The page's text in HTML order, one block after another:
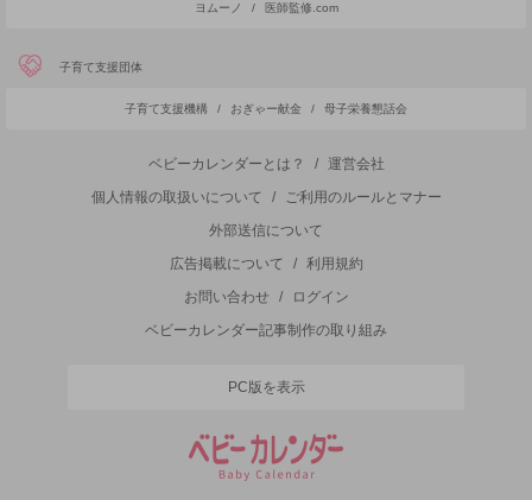
ヨムーノ
/ 医師監修.com
子育て支援団体
子育て支援機構 / おぎゃー献金 / 母子栄養懇話会
ベビーカレンダーとは？ /
運営会社
個人情報の取扱いについて
/
ご利用のルールとマナー
外部送信について
広告掲載について
/
利用規約
お問い合わせ
/
ログイン
ベビーカレンダー記事制作の取り組み
PC版を表示